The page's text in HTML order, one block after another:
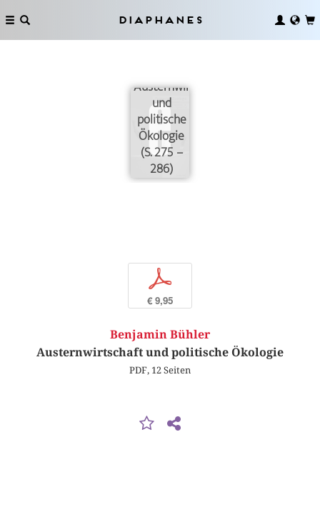
Diaphanes
Austernwirtschaft
und
politische
Ökologie
(S. 275 –
286)
p
€ 9,95
Benjamin Bühler
Austernwirtschaft und politische Ökologie
PDF, 12 Seiten